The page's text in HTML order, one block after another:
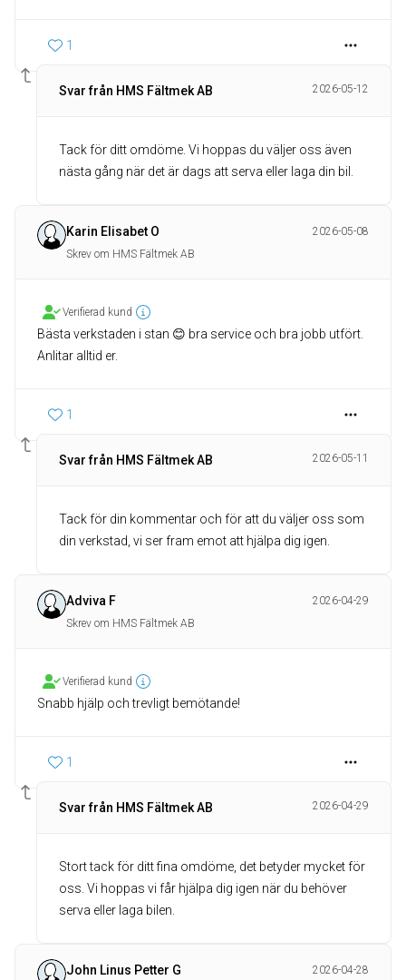
1
Svar från HMS Fältmek AB 2026-05-12
Tack för ditt omdöme. Vi hoppas du väljer oss även
nästa gång när det är dags att serva eller laga din bil.
Karin Elisabet O
2026-05-08
Skrev om HMS Fältmek AB
Verifierad kund
Bästa verkstaden i stan 😊 bra service och bra jobb utfört.
Anlitar alltid er.
1
Svar från HMS Fältmek AB 2026-05-11
Tack för din kommentar och för att du väljer oss som
din verkstad, vi ser fram emot att hjälpa dig igen.
Adviva F
2026-04-29
Skrev om HMS Fältmek AB
Verifierad kund
Snabb hjälp och trevligt bemötande!
1
Svar från HMS Fältmek AB 2026-04-29
Stort tack för ditt fina omdöme, det betyder mycket för
oss. Vi hoppas vi får hjälpa dig igen när du behöver
serva eller laga bilen.
John Linus Petter G
2026-04-28